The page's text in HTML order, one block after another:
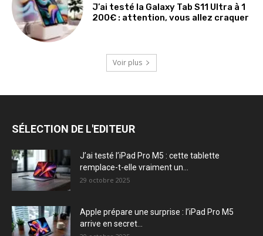
J’ai testé la Galaxy Tab S11 Ultra à 1
200€ : attention, vous allez craquer
Voir plus
SÉLECTION DE L'EDITEUR
J’ai testé l’iPad Pro M5 : cette tablette
remplace-t-elle vraiment un...
29 octobre 2025
Apple prépare une surprise : l’iPad Pro M5
arrive en secret...